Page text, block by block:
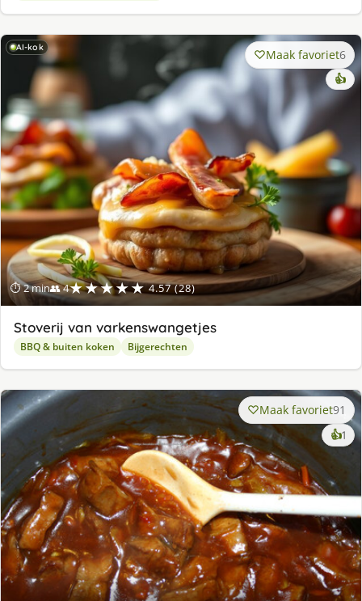
AI-kok
⏱ 2 min👥 4★★★★★ 4.57 (28)
Maak favoriet6
👍
Stoverij van varkenswangetjes
BBQ & buiten koken Bijgerechten
Maak favoriet91
👍1